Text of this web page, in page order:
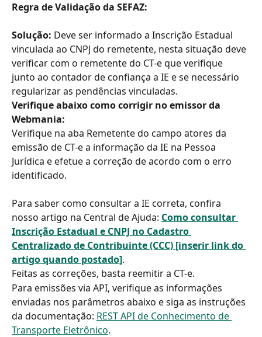
Regra de Validação da SEFAZ:
Solução: Deve ser informado a Inscrição Estadual
vinculada ao CNPJ do remetente, nesta situação deve
verificar com o remetente do CT-e que verifique
junto ao contador de confiança a IE e se necessário
regularizar as pendências vinculadas.
Verifique abaixo como corrigir no emissor da
Webmania:
Verifique na aba Remetente do campo atores da
emissão de CT-e a informação da IE na Pessoa
Jurídica e efetue a correção de acordo com o erro
identificado.
Para saber como consultar a IE correta, confira
nosso artigo na Central de Ajuda: Como consultar
Inscrição Estadual e CNPJ no Cadastro
Centralizado de Contribuinte (CCC) [inserir link do
artigo quando postado].
Feitas as correções, basta reemitir a CT-e.
Para emissões via API, verifique as informações
enviadas nos parâmetros abaixo e siga as instruções
da documentação: REST API de Conhecimento de
Transporte Eletrônico.